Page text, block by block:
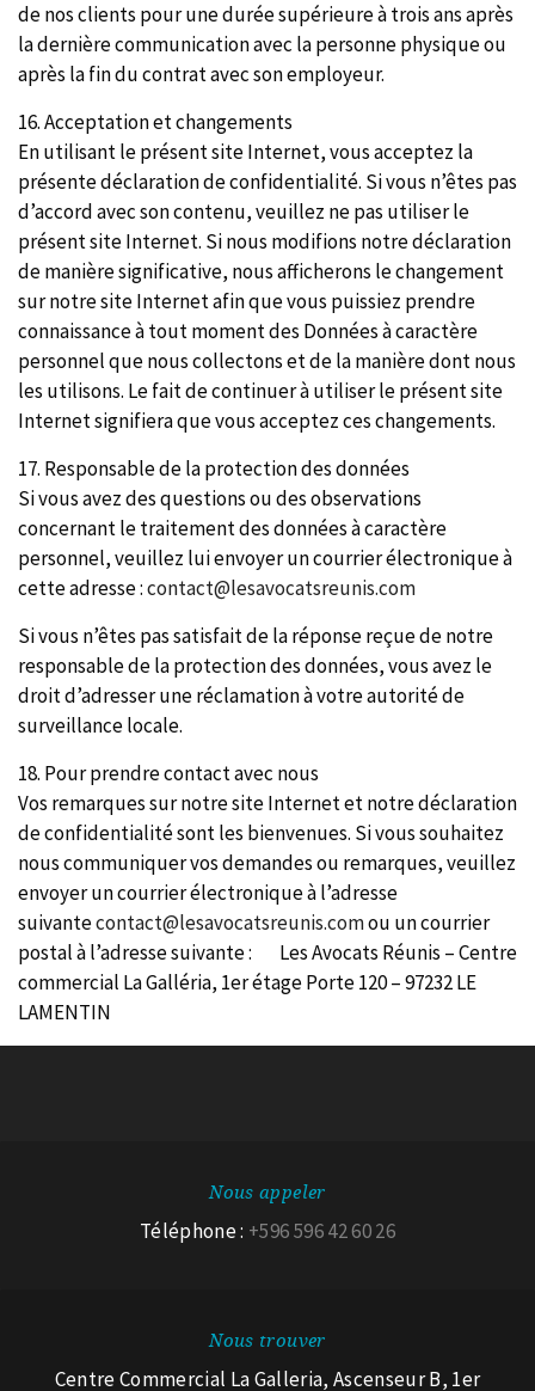
de nos clients pour une durée supérieure à trois ans après
la dernière communication avec la personne physique ou
après la fin du contrat avec son employeur.
16. Acceptation et changements
En utilisant le présent site Internet, vous acceptez la
présente déclaration de confidentialité. Si vous n’êtes pas
d’accord avec son contenu, veuillez ne pas utiliser le
présent site Internet. Si nous modifions notre déclaration
de manière significative, nous afficherons le changement
sur notre site Internet afin que vous puissiez prendre
connaissance à tout moment des Données à caractère
personnel que nous collectons et de la manière dont nous
les utilisons. Le fait de continuer à utiliser le présent site
Internet signifiera que vous acceptez ces changements.
17. Responsable de la protection des données
Si vous avez des questions ou des observations
concernant le traitement des données à caractère
personnel, veuillez lui envoyer un courrier électronique à
cette adresse :contact@lesavocatsreunis.com
Si vous n’êtes pas satisfait de la réponse reçue de notre
responsable de la protection des données, vous avez le
droit d’adresser une réclamation à votre autorité de
surveillance locale.
18. Pour prendre contact avec nous
Vos remarques sur notre site Internet et notre déclaration
de confidentialité sont les bienvenues. Si vous souhaitez
nous communiquer vos demandes ou remarques, veuillez
envoyer un courrier électronique à l’adresse
suivantecontact@lesavocatsreunis.comou un courrier
postal à l’adresse suivante : Les Avocats Réunis – Centre
commercial La Galléria, 1er étage Porte 120 – 97232 LE
LAMENTIN
Nous appeler
Téléphone : +596 596 42 60 26
Nous trouver
Centre Commercial La Galleria, Ascenseur B, 1er